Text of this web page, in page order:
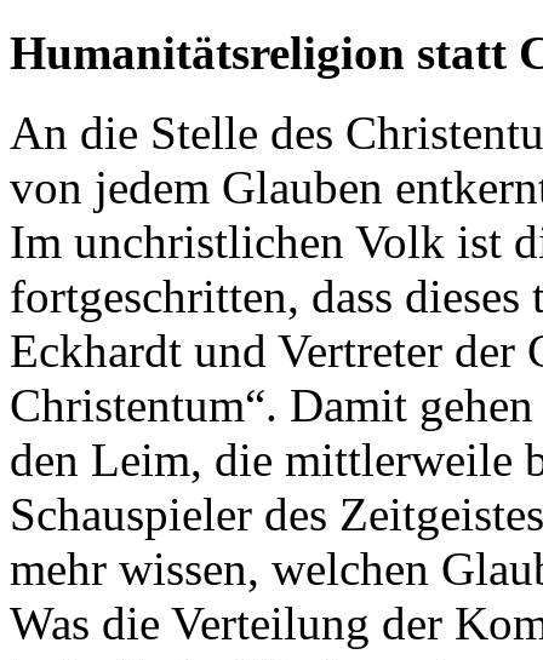
Humanitätsreligion statt
An die Stelle des
von jedem Glauben
Im unchristlichen Volk ist
fortgeschritten, dass
Eckhardt und Vertreter der
Christentum“. Damit
den Leim, die mittlerweile
Schauspieler des
mehr wissen, welchen
Was die Verteilung der